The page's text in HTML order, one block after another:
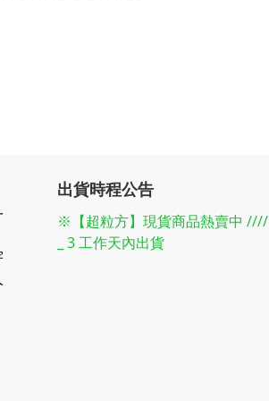
出貨時程公告
※【超粒方】現貨商品熱賣中 ////
_ 3 工作天內出貨